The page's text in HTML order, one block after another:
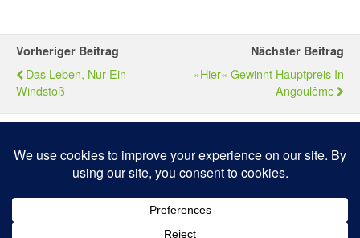
Vorheriger Beitrag
Das Leben, Nur Ein
Windstoß
Nächster Beitrag
»Hier« Gewinnt Hauptpreis In
Angoulême
Zum Seitenanfang
Mobil Desktop